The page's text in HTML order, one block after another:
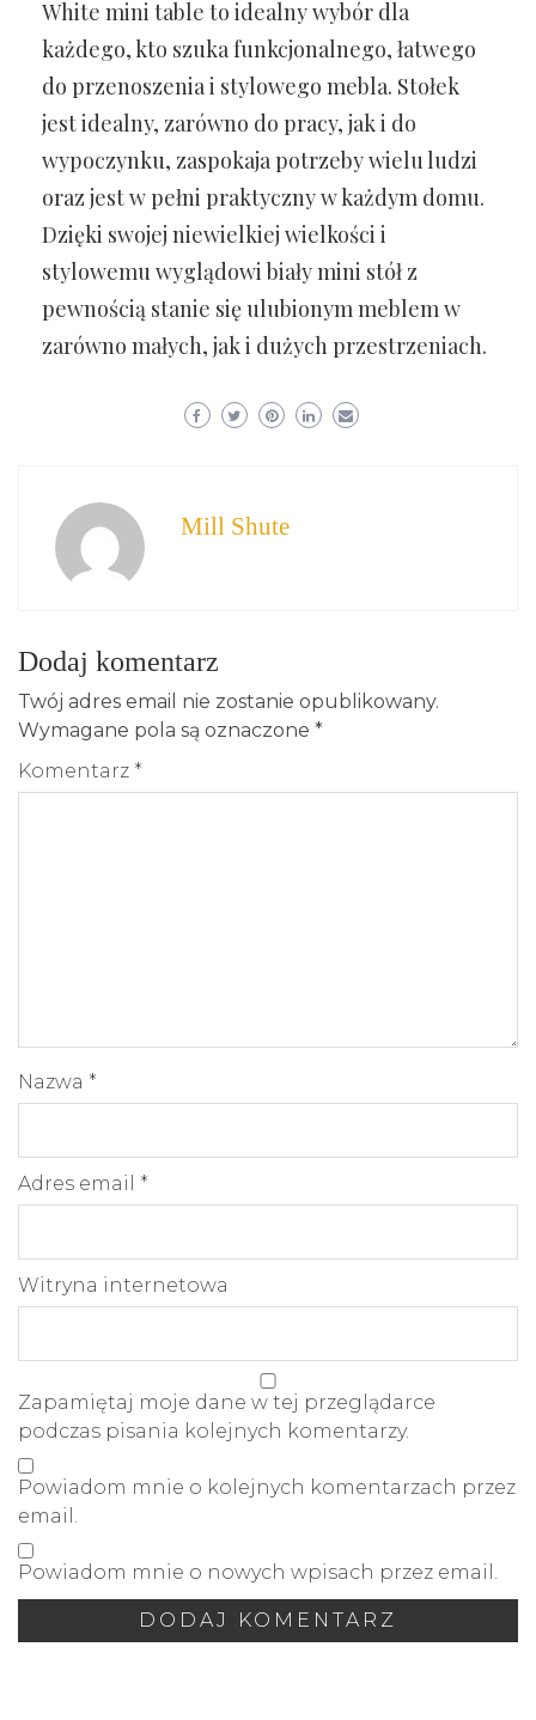
White mini table to idealny wybór dla
każdego, kto szuka funkcjonalnego, łatwego
do przenoszenia i stylowego mebla. Stołek
jest idealny, zarówno do pracy, jak i do
wypoczynku, zaspokaja potrzeby wielu ludzi
oraz jest w pełni praktyczny w każdym domu.
Dzięki swojej niewielkiej wielkości i
stylowemu wyglądowi biały mini stół z
pewnością stanie się ulubionym meblem w
zarówno małych, jak i dużych przestrzeniach.
Mill Shute
Dodaj komentarz
Twój adres email nie zostanie opublikowany.
Wymagane pola są oznaczone *
Komentarz *
Nazwa *
Adres email *
Witryna internetowa
Zapamiętaj moje dane w tej przeglądarce
podczas pisania kolejnych komentarzy.
Powiadom mnie o kolejnych komentarzach przez
email.
Powiadom mnie o nowych wpisach przez email.